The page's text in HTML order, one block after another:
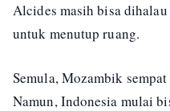
Alcides masih bisa
untuk menutup ruang.
Semula, Mozambik
Namun, Indonesia mulai